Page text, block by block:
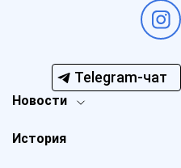
Telegram-чат
Новости
История